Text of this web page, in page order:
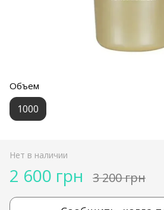
Объем
1000
Нет в наличии
2 600 грн 3 200 грн